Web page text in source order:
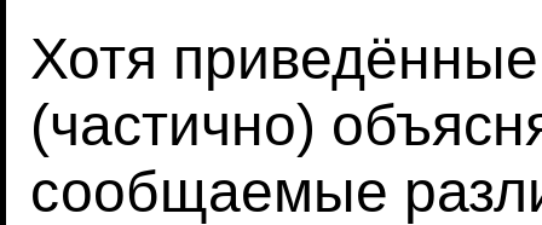
Хотя
(частично)
сообщаемые